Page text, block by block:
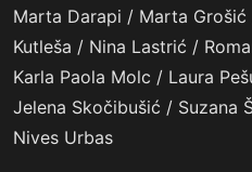
Marta Darapi / Marta
Kutleša / Nina Lastrić /
Karla Paola Molc / Laura
Jelena Skočibušić / Suzana
Nives Urbas